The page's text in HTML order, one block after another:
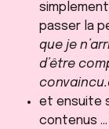
passer la
que je
d’être
et ensuite
contenus